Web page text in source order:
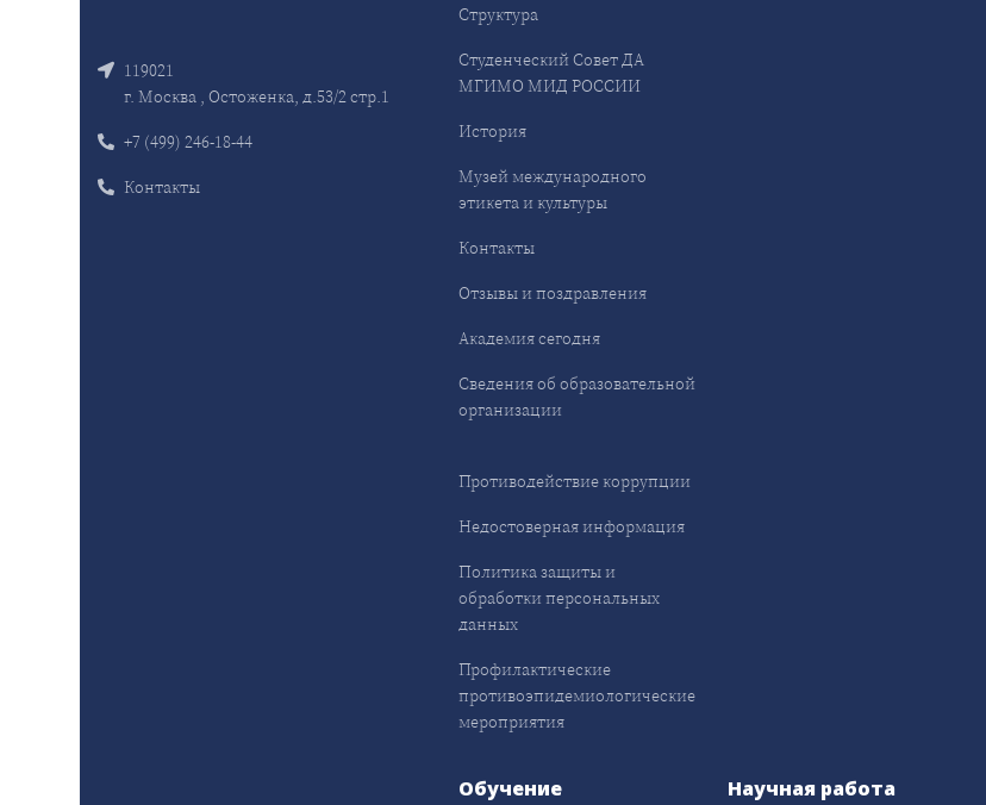
119021
г. Москва , Остоженка, д.53/2 стр.1
+7 (499) 246-18-44
Контакты
Структура
Студенческий Совет ДА
МГИМО МИД РОССИИ
История
Музей международного
этикета и культуры
Контакты
Отзывы и поздравления
Академия сегодня
Сведения об образовательной
организации
Противодействие коррупции
Недостоверная информация
Политика защиты и
обработки персональных
данных
Профилактические
противоэпидемиологические
мероприятия
Обучение Научная работа